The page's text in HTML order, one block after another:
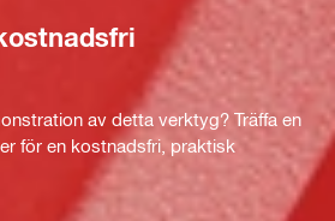
av detta verktyg? Träffa en
för en kostnadsfri, praktisk